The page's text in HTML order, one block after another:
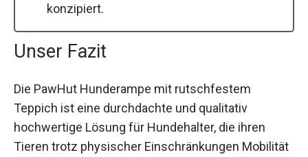
konzipiert.
Unser Fazit
Die PawHut Hunderampe mit rutschfestem
Teppich ist eine durchdachte und qualitativ
hochwertige Lösung für Hundehalter, die ihren
Tieren trotz physischer Einschränkungen Mobilität